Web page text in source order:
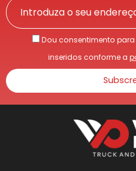
Dou consentimento
inseridos conforme a